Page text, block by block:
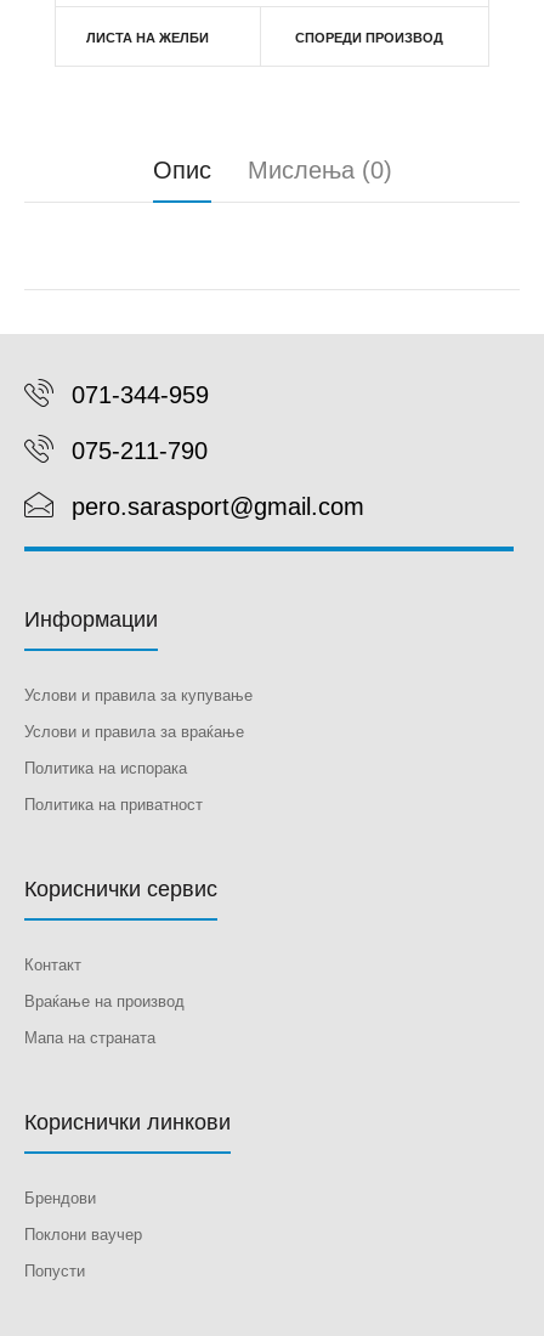
ЛИСТА НА ЖЕЛБИ СПОРЕДИ ПРОИЗВОД
Опис Мислења (0)
071-344-959
075-211-790
pero.sarasport@gmail.com
Информации
Услови и правила за купување
Услови и правила за враќање
Политика на испорака
Политика на приватност
Кориснички сервис
Контакт
Враќање на производ
Мапа на страната
Кориснички линкови
Брендови
Поклони ваучер
Попусти